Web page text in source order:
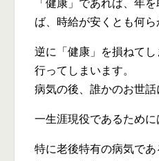
「健康」であれば、年
ば、時給が安くとも何
逆に「健康」を損ねて
行ってしまいます。
病気の後、誰かのお世話
一生涯現役であるために
特に老後特有の病気で